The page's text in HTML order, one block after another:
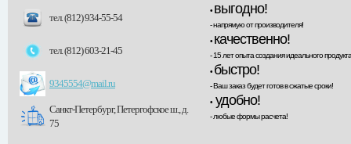
тел. (812) 934-55-54
тел. (812) 603-21-45
9345554@mail.ru
Санкт-Петербург, Петергофское ш., д.
75
• выгодно!
- напрямую от производителя!
• качественно!
- 15 лет опыта создания идеального
• быстро!
- Ваш заказ будет готов в сжатые сроки!
• удобно!
- любые формы расчета!